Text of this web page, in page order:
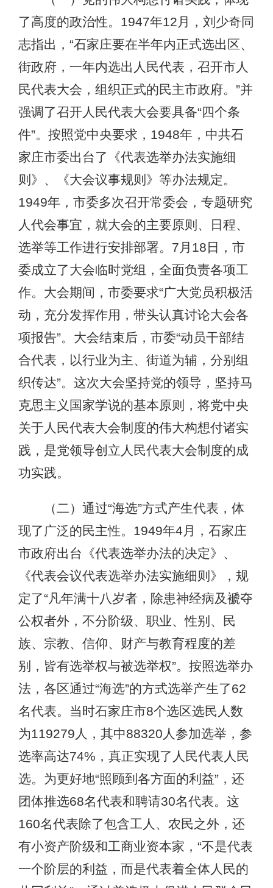
了高度的政治性。1947年12月，刘少奇同
志指出，“石家庄要在半年内正式选出区、
街政府，一年内选出人民代表，召开市人
民代表大会，组织正式的民主市政府。”并
强调了召开人民代表大会要具备“四个条
件”。按照党中央要求，1948年，中共石
家庄市委出台了《代表选举办法实施细
则》、《大会议事规则》等办法规定。
1949年，市委多次召开常委会，专题研究
人代会事宜，就大会的主要原则、日程、
选举等工作进行安排部署。7月18日，市
委成立了大会临时党组，全面负责各项工
作。大会期间，市委要求“广大党员积极活
动，充分发挥作用，带头认真讨论大会各
项报告”。大会结束后，市委“动员干部结
合代表，以行业为主、街道为辅，分别组
织传达”。这次大会坚持党的领导，坚持马
克思主义国家学说的基本原则，将党中央
关于人民代表大会制度的伟大构想付诸实
践，是党领导创立人民代表大会制度的成
功实践。
（二）通过“海选”方式产生代表，体
现了广泛的民主性。1949年4月，石家庄
市政府出台《代表选举办法的决定》、
《代表会议代表选举办法实施细则》，规
定了“凡年满十八岁者，除患神经病及褫夺
公权者外，不分阶级、职业、性别、民
族、宗教、信仰、财产与教育程度的差
别，皆有选举权与被选举权”。按照选举办
法，各区通过“海选”的方式选举产生了62
名代表。当时石家庄市8个选区选民人数
为119279人，其中88320人参加选举，参
选率高达74%，真正实现了人民代表人民
选。为更好地“照顾到各方面的利益”，还
团体推选68名代表和聘请30名代表。这
160名代表除了包含工人、农民之外，还
有小资产阶级和工商业资本家，“不是代表
一个阶层的利益，而是代表着全体人民的